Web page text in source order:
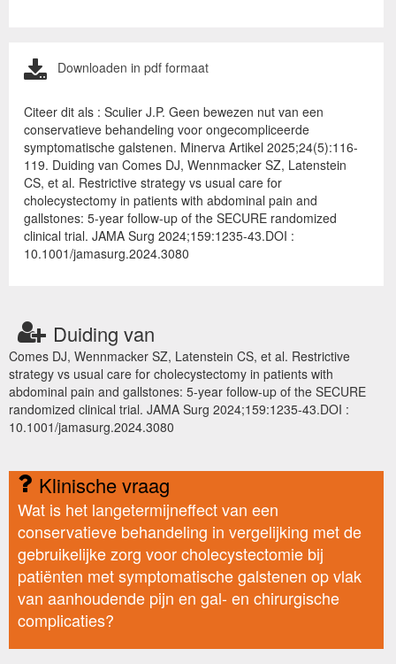
Downloaden in pdf formaat
Citeer dit als : Sculier J.P. Geen bewezen nut van een
conservatieve behandeling voor ongecompliceerde
symptomatische galstenen. Minerva Artikel 2025;24(5):116-
119. Duiding van Comes DJ, Wennmacker SZ, Latenstein
CS, et al. Restrictive strategy vs usual care for
cholecystectomy in patients with abdominal pain and
gallstones: 5-year follow-up of the SECURE randomized
clinical trial. JAMA Surg 2024;159:1235-43.DOI :
10.1001/jamasurg.2024.3080
Duiding van
Comes DJ, Wennmacker SZ, Latenstein CS, et al. Restrictive
strategy vs usual care for cholecystectomy in patients with
abdominal pain and gallstones: 5-year follow-up of the SECURE
randomized clinical trial. JAMA Surg 2024;159:1235-43.DOI :
10.1001/jamasurg.2024.3080
Klinische vraag
Wat is het langetermijneffect van een
conservatieve behandeling in vergelijking met de
gebruikelijke zorg voor cholecystectomie bij
patiënten met symptomatische galstenen op vlak
van aanhoudende pijn en gal- en chirurgische
complicaties?